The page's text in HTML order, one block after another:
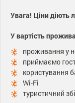
Увага! Ціни діють
У вартість
проживання у
приймаємо
користування
Wi-Fi
туристичний